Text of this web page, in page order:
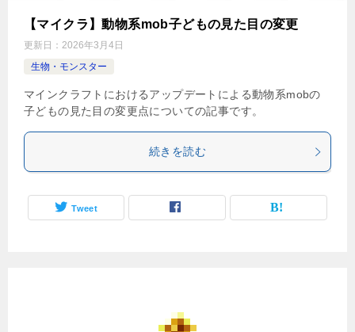
【マイクラ】動物系mob子どもの見た目の変更
更新日： 2026年3月4日
生物・モンスター
マインクラフトにおけるアップデートによる動物系mobの
子どもの見た目の変更点についての記事です。
続きを読む
Tweet